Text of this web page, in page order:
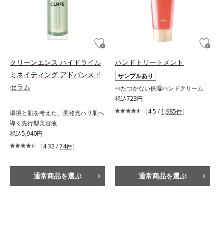
クリーンエンス ハイドライル
ミネイティング アドバンスド
セラム
環境と肌を考えた、美発光ハリ肌へ
導く先行型美容液
税込5,940円
（4.32 /74件）
通常商品を選ぶ
ハンドトリートメント
サンプルあり
べたつかない保湿ハンドクリーム
税込723円
（4.5 / 1,985件）
通常商品を選ぶ